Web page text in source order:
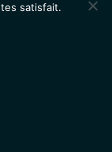
satisfait.